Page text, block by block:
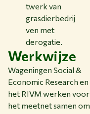
twerk van
grasdierbedrij
ven met
derogatie.
Werkwijze
Wageningen Social &
Economic Research en
het RIVM werken voor
het meetnet samen om